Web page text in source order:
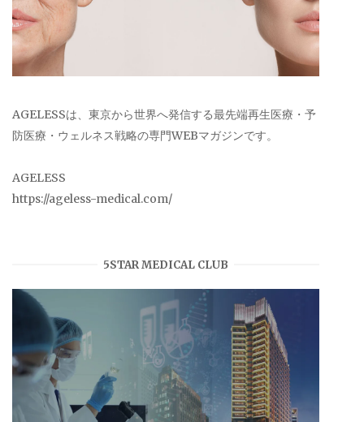
AGELESSは、東京から世界へ発信する最先端再生医療・予
防医療・ウェルネス戦略の専門WEBマガジンです。
AGELESS
https://ageless-medical.com/
5STAR MEDICAL CLUB